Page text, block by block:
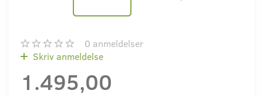
0 anmeldelser
Skriv anmeldelse
1.495,00